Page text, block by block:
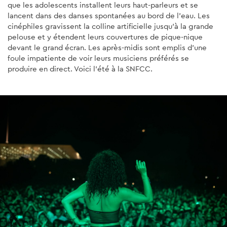
que les adolescents installent leurs haut-parleurs et se
lancent dans des danses spontanées au bord de l'eau. Les
cinéphiles gravissent la colline artificielle jusqu'à la grande
pelouse et y étendent leurs couvertures de pique-nique
devant le grand écran. Les après-midis sont emplis d'une
foule impatiente de voir leurs musiciens préférés se
produire en direct. Voici l'été à la SNFCC.